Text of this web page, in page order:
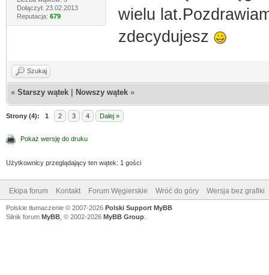
Dołączył: 23.02.2013
Reputacja: 679
wielu
zdecydujesz
Szukaj
« Starszy wątek Nowszy wątek »
Strony (4): 1 2 3 4 Dalej »
Pokaż wersję do druku
Użytkownicy przeglądający ten wątek: 1 gości
Ekipa forum Kontakt Forum Węgierskie Wróć do góry Wersja bez grafiki
Polskie tłumaczenie © 2007-2026 Polski Support MyBB
Silnik forum MyBB , © 2002-2026 MyBB Group